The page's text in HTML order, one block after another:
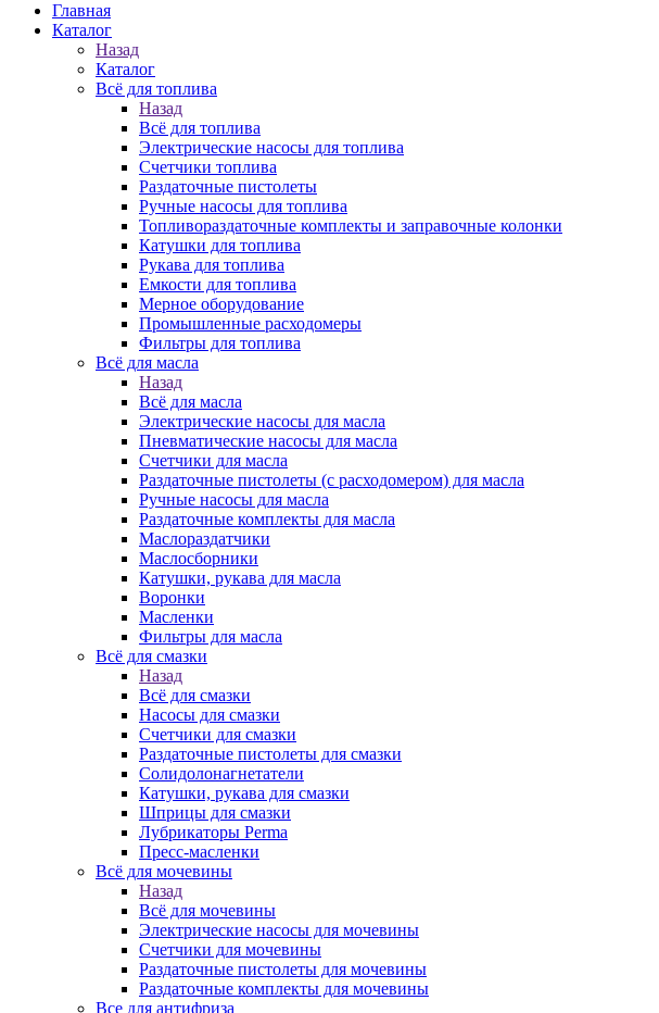
Главная
Каталог
Назад
Каталог
Всё для топлива
Назад
Всё для топлива
Электрические насосы для топлива
Счетчики топлива
Раздаточные пистолеты
Ручные насосы для топлива
Топливораздаточные комплекты и заправочные колонки
Катушки для топлива
Рукава для топлива
Емкости для топлива
Мерное оборудование
Промышленные расходомеры
Фильтры для топлива
Всё для масла
Назад
Всё для масла
Электрические насосы для масла
Пневматические насосы для масла
Счетчики для масла
Раздаточные пистолеты (с расходомером) для масла
Ручные насосы для масла
Раздаточные комплекты для масла
Маслораздатчики
Маслосборники
Катушки, рукава для масла
Воронки
Масленки
Фильтры для масла
Всё для смазки
Назад
Всё для смазки
Насосы для смазки
Счетчики для смазки
Раздаточные пистолеты для смазки
Солидолонагнетатели
Катушки, рукава для смазки
Шприцы для смазки
Лубрикаторы Perma
Пресс-масленки
Всё для мочевины
Назад
Всё для мочевины
Электрические насосы для мочевины
Счетчики для мочевины
Раздаточные пистолеты для мочевины
Раздаточные комплекты для мочевины
Все для антифриза